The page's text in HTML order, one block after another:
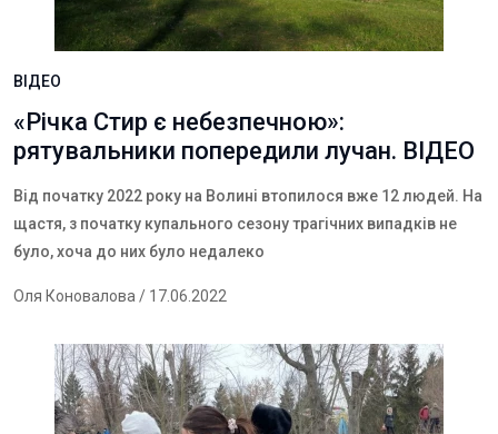
ВІДЕО
«Річка Стир є небезпечною»:
рятувальники попередили лучан. ВІДЕО
Від початку 2022 року на Волині втопилося вже 12 людей. На
щастя, з початку купального сезону трагічних випадків не
було, хоча до них було недалеко
Оля Коновалова / 17.06.2022